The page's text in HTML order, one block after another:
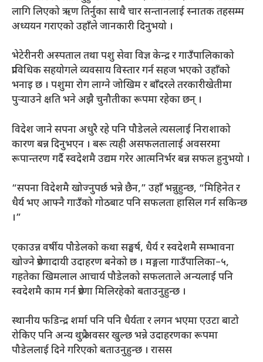
लागि लिएको ऋण तिर्नुका साथै चार सन्तानलाई स्नातक तहसम्म
अध्ययन गराएको उहाँले जानकारी दिनुभयो ।
भेटेरीनरी अस्पताल तथा पशु सेवा विज्ञ केन्द्र र गाउँपालिकाको
प्राविधिक सहयोगले व्यवसाय विस्तार गर्न सहज भएको उहाँको
भनाइ छ । पशुमा रोग लाग्ने जोखिम र बाँदरले तरकारीखेतीमा
पुर्‍याउने क्षति भने अझै चुनौतीका रूपमा रहेका छन् ।
विदेश जाने सपना अधुरै रहे पनि पौडेलले त्यसलाई निराशाको
कारण बन्न दिनुभएन । बरू त्यही असफलतालाई अवसरमा
रूपान्तरण गर्दै स्वदेशमै उद्यम गरेर आत्मनिर्भर बन्न सफल हुनुभयो ।
“सपना विदेशमै खोज्नुपर्छ भन्ने छैन,” उहाँ भन्नुहुन्छ, “मिहिनेत र
धैर्य भए आफ्नै गाउँको गोठबाट पनि सफलता हासिल गर्न सकिन्छ
।”
एकाउन्न वर्षीय पौडेलको कथा सङ्घर्ष, धैर्य र स्वदेशमै सम्भावना
खोज्ने प्रेरणादायी उदाहरण बनेको छ । मङ्गला गाउँपालिका–५,
गहतेका खिमलाल आचार्य पौडेलको सफलताले अन्यलाई पनि
स्वदेशमै काम गर्न प्रेरणा मिलिरहेको बताउनुहुन्छ ।
स्थानीय फडिन्द्र शर्मा पनि पनि धैर्यता र लगन भएमा एउटा बाटो
रोकिए पनि अन्य थुप्रै अवसर खुल्छ भन्ने उदाहरणका रूपमा
पौडेललाई दिने गरिएको बताउनुहुन्छ । रासस